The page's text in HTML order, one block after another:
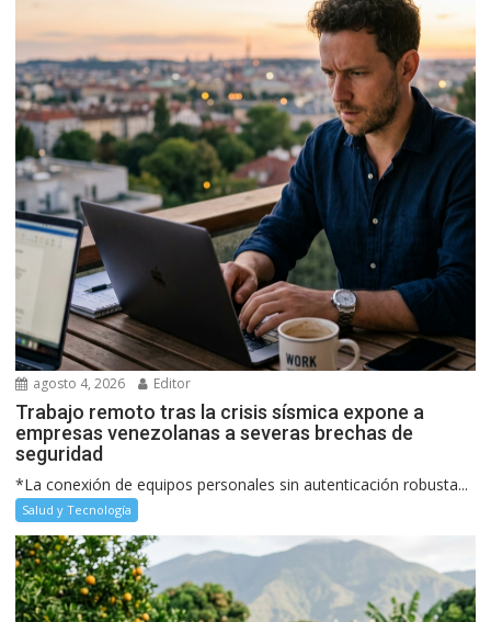
agosto 4, 2026 Editor
Trabajo remoto tras la crisis sísmica expone a
empresas venezolanas a severas brechas de
seguridad
*La conexión de equipos personales sin autenticación robusta...
Salud y Tecnología